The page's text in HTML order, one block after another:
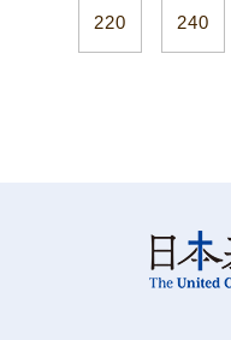
220 240